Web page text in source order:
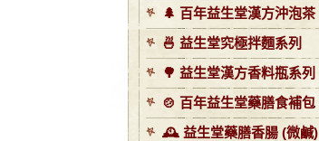
🌲 百年益生堂漢方沖泡茶
🍜 益生堂究極拌麵系列
🌳 益生堂漢方香料瓶系列
🍲 百年益生堂藥膳食補包
🕰️ 益生堂藥膳香腸 (微鹹)